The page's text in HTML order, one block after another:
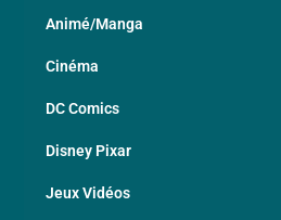
Animé/Manga
Cinéma
DC Comics
Disney Pixar
Jeux Vidéos